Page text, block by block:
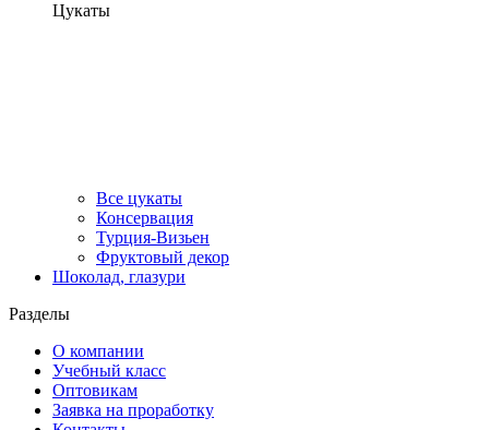
Цукаты
Все цукаты
Консервация
Турция-Визьен
Фруктовый декор
Шоколад, глазури
Разделы
О компании
Учебный класс
Оптовикам
Заявка на проработку